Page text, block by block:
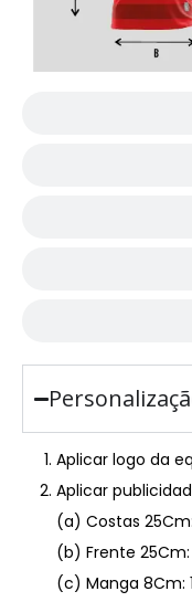
Aplicar logo da
Aplicar
(a) Costas
(b) Frente
(c) Manga 8Cm: